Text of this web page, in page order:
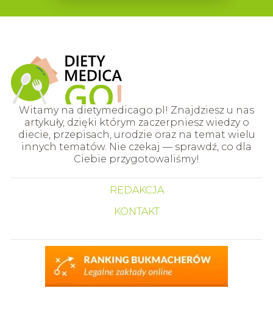
Witamy na dietymedicago.pl! Znajdziesz u nas
artykuły, dzięki którym zaczerpniesz wiedzy o
diecie, przepisach, urodzie oraz na temat wielu
innych tematów. Nie czekaj — sprawdź, co dla
Ciebie przygotowaliśmy!
REDAKCJA
KONTAKT